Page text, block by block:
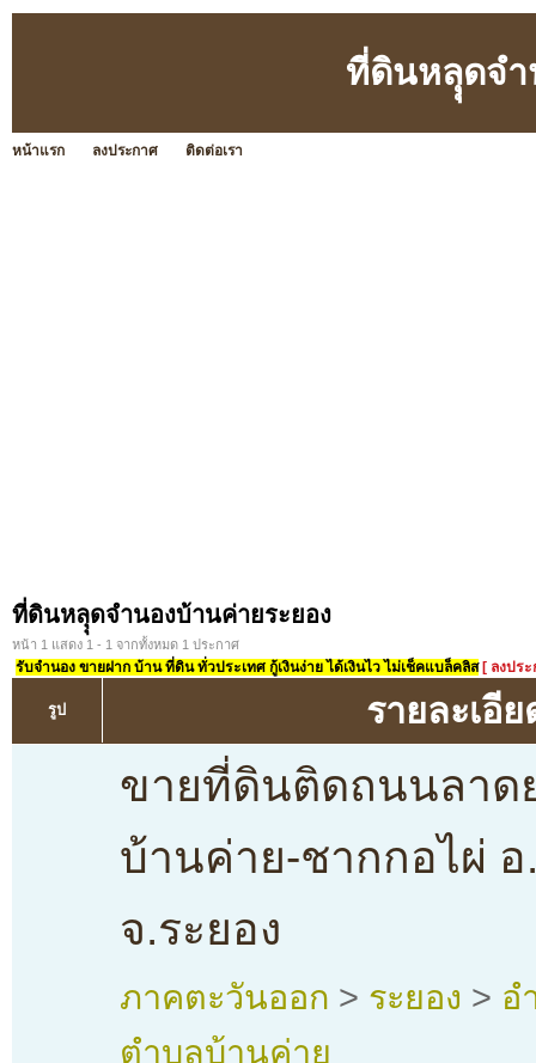
ที่ดินหลุุดจำ
หน้าแรก ลงประกาศ ติดต่อเรา
ที่ดินหลุุดจำนองบ้านค่ายระยอง
หน้า 1 แสดง 1 - 1 จากทั้งหมด 1 ประกาศ
รับจำนอง ขายฝาก บ้าน ที่ดิน ทั่วประเทศ กู้เงินง่าย ได้เงินไว ไม่เช็คแบล็คลิส [ ลงปร
รูป รายละเอีย
ขายที่ดินติดถนนลาด
บ้านค่าย-ชากกอไผ่
จ.ระยอง
ภาคตะวันออก > ระยอง > อ
ตำบลบ้านค่าย